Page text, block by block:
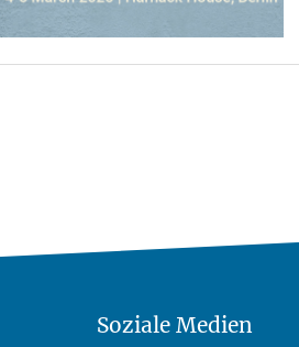
Soziale Medien